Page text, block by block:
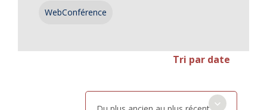
WebConférence
Tri par date